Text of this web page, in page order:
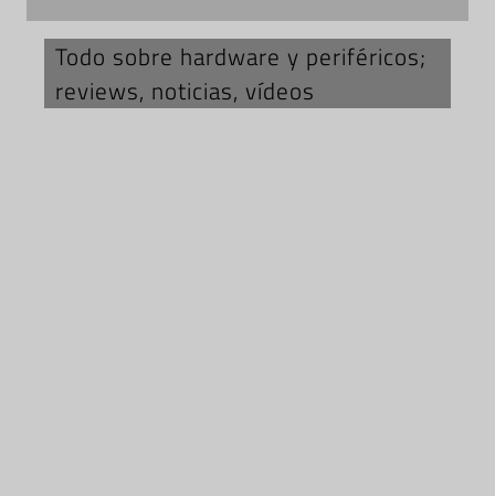
Todo sobre hardware y periféricos;
reviews, noticias, vídeos